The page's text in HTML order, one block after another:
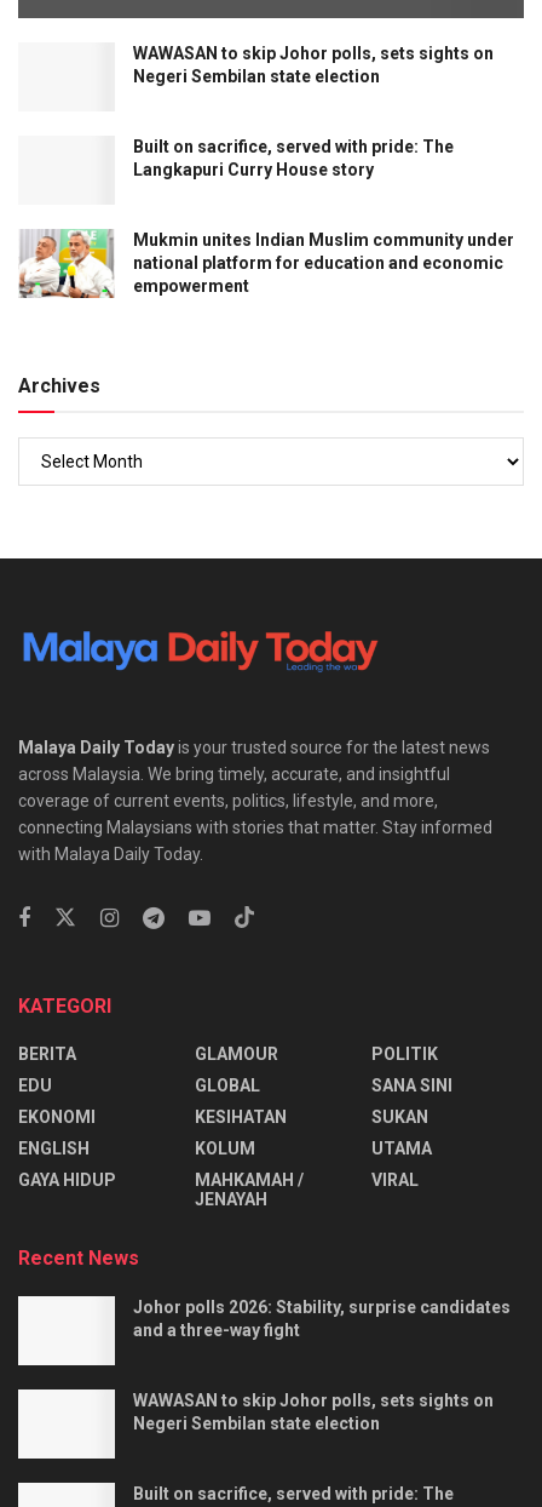
WAWASAN to skip Johor polls, sets sights on
Negeri Sembilan state election
Built on sacrifice, served with pride: The
Langkapuri Curry House story
Mukmin unites Indian Muslim community under
national platform for education and economic
empowerment
Archives
Malaya Daily Todayis your trusted source for the latest news
across Malaysia. We bring timely, accurate, and insightful
coverage of current events, politics, lifestyle, and more,
connecting Malaysians with stories that matter. Stay informed
with Malaya Daily Today.
KATEGORI
BERITA
EDU
EKONOMI
ENGLISH
⁠GAYA HIDUP
GLAMOUR
GLOBAL
KESIHATAN
KOLUM
MAHKAMAH /
JENAYAH
POLITIK
SANA SINI
SUKAN
UTAMA
VIRAL
Recent News
Johor polls 2026: Stability, surprise candidates
and a three-way fight
WAWASAN to skip Johor polls, sets sights on
Negeri Sembilan state election
Built on sacrifice, served with pride: The